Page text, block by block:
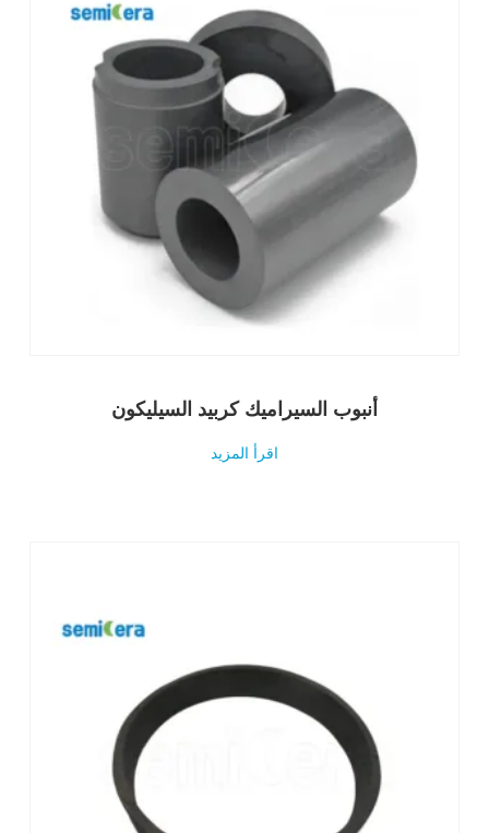
أنبوب السيراميك كربيد السيليكون
اقرأ المزيد